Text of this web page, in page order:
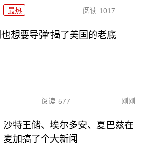
最热 阅读 1017
想要导弹”揭了美国的老底
阅读 577 刚刚
沙特王储、埃尔多安、夏巴兹在
麦加搞了个大新闻